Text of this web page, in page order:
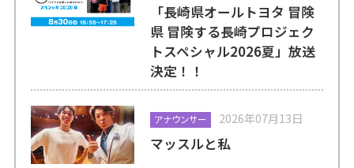
「長崎県オールトヨタ 冒険
県 冒険する長崎プロジェク
トスペシャル2026夏」放送
決定！！
アナウンサー 2026年07月13日
マッスルと私